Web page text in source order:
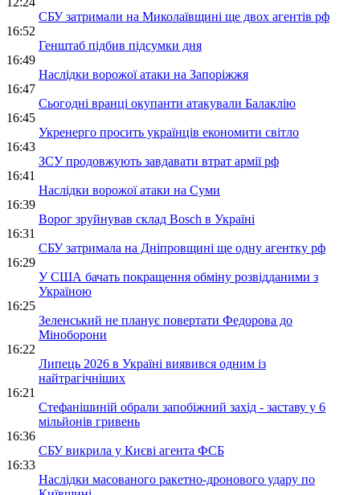
СБУ затримали на Миколаївщині ще двох агентів рф
16:52
Генштаб підбив підсумки дня
16:49
Наслідки ворожої атаки на Запоріжжя
16:47
Сьогодні вранці окупанти атакували Балаклію
16:45
Укренерго просить українців економити світло
16:43
ЗСУ продовжують завдавати втрат армії рф
16:41
Наслідки ворожої атаки на Суми
16:39
Ворог зруйнував склад Bosch в Україні
16:31
СБУ затримала на Дніпровщині ще одну агентку рф
16:29
У США бачать покращення обміну розвідданими з
Україною
16:25
Зеленський не планує повертати Федорова до
Міноборони
16:22
Липець 2026 в Україні виявився одним із
найтрагічніших
16:21
Стефанішиній обрали запобіжний захід - заставу у 6
мільйонів гривень
16:36
СБУ викрила у Києві агента ФСБ
16:33
Наслідки масованого ракетно-дронового удару по